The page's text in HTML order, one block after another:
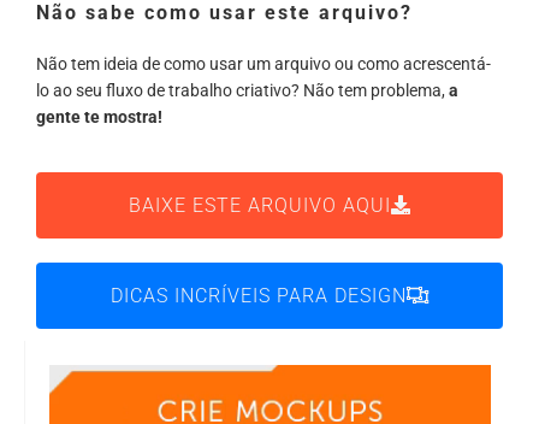
Não sabe como usar este arquivo?
Não tem ideia de como usar um arquivo ou como acrescentá-
lo ao seu fluxo de trabalho criativo? Não tem problema, a
gente te mostra!
BAIXE ESTE ARQUIVO AQUI
DICAS INCRÍVEIS PARA DESIGN